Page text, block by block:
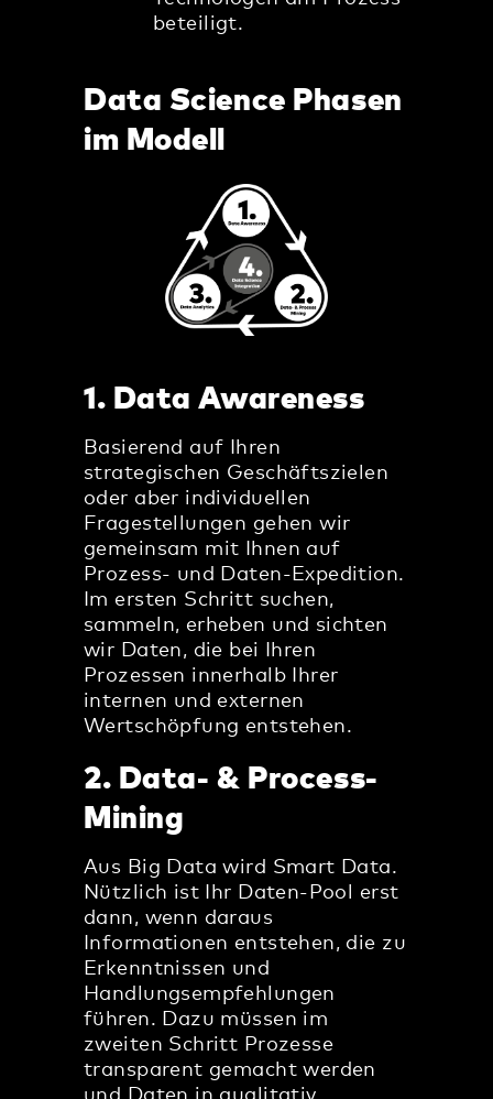
beteiligt.
Data Science Phasen
im Modell
1. Data Awareness
Basierend auf Ihren
strategischen Geschäftszielen
oder aber individuellen
Fragestellungen gehen wir
gemeinsam mit Ihnen auf
Prozess- und Daten-Expedition.
Im ersten Schritt suchen,
sammeln, erheben und sichten
wir Daten, die bei Ihren
Prozessen innerhalb Ihrer
internen und externen
Wertschöpfung entstehen.
2. Data- & Process-
Mining
Aus Big Data wird Smart Data.
Nützlich ist Ihr Daten-Pool erst
dann, wenn daraus
Informationen entstehen, die zu
Erkenntnissen und
Handlungsempfehlungen
führen. Dazu müssen im
zweiten Schritt Prozesse
transparent gemacht werden